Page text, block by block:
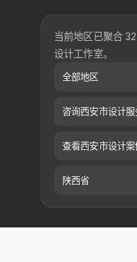
当前地区已聚合
设计工作室。
全部地区
咨询西安市设计服
查看西安市设计案
陕西省